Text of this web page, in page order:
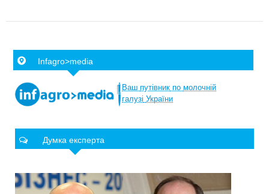
Infagro>media
Ваш путівник по молочній
галузі України
Думка експерта